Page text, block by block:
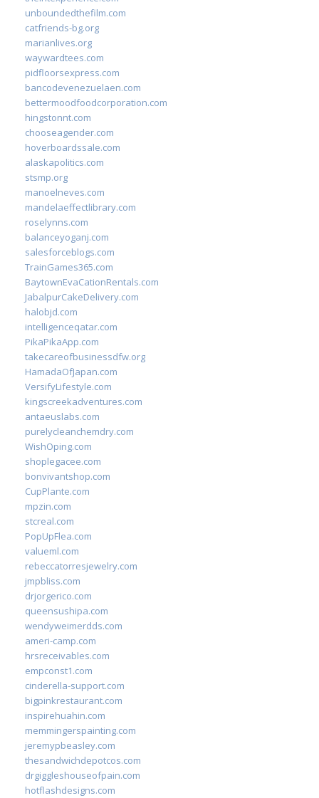
unboundedthefilm.com
catfriends-bg.org
marianlives.org
waywardtees.com
pidfloorsexpress.com
bancodevenezuelaen.com
bettermoodfoodcorporation.com
hingstonnt.com
chooseagender.com
hoverboardssale.com
alaskapolitics.com
stsmp.org
manoelneves.com
mandelaeffectlibrary.com
roselynns.com
balanceyoganj.com
salesforceblogs.com
TrainGames365.com
BaytownEvaCationRentals.com
JabalpurCakeDelivery.com
halobjd.com
intelligenceqatar.com
PikaPikaApp.com
takecareofbusinessdfw.org
HamadaOfJapan.com
VersifyLifestyle.com
kingscreekadventures.com
antaeuslabs.com
purelycleanchemdry.com
WishOping.com
shoplegacee.com
bonvivantshop.com
CupPlante.com
mpzin.com
stcreal.com
PopUpFlea.com
valueml.com
rebeccatorresjewelry.com
jmpbliss.com
drjorgerico.com
queensushipa.com
wendyweimerdds.com
ameri-camp.com
hrsreceivables.com
empconst1.com
cinderella-support.com
bigpinkrestaurant.com
inspirehuahin.com
memmingerspainting.com
jeremypbeasley.com
thesandwichdepotcos.com
drgiggleshouseofpain.com
hotflashdesigns.com